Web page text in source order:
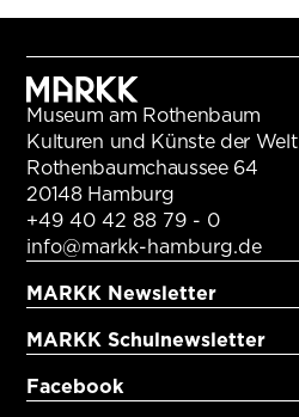
Museum am Rothenbaum
Kulturen und Künste der Welt
Rothenbaumchaussee 64
20148 Hamburg
+49 40 42 88 79 - 0
info@markk-hamburg.de
MARKK Newsletter
MARKK Schulnewsletter
Facebook